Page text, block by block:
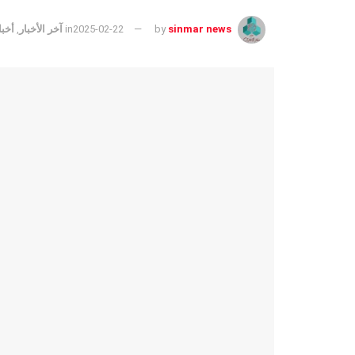
by sinmar news
2025-02-22
in آخر الأخبار ,